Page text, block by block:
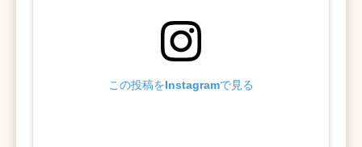
この投稿をInstagramで見る